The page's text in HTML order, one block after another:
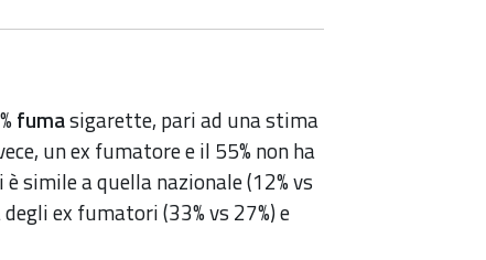
fumasigarette, pari ad una stima
un ex fumatore e il 55% non ha
simile a quella nazionale (12% vs
ex fumatori (33% vs 27%) e